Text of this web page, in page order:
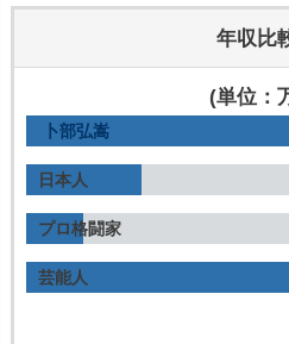
年収比
(単位：
卜部弘嵩
日本人
プロ格闘家
芸能人